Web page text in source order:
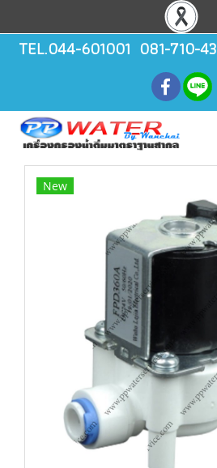
TEL.044-601001 081-710-
New